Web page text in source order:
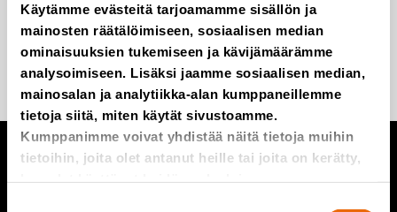
Käytämme evästeitä tarjoamamme sisällön ja
mainosten räätälöimiseen, sosiaalisen median
ominaisuuksien tukemiseen ja kävijämäärämme
analysoimiseen. Lisäksi jaamme sosiaalisen median,
mainosalan ja analytiikka-alan kumppaneillemme
tietoja siitä, miten käytät sivustoamme.
Kumppanimme voivat yhdistää näitä tietoja muihin
tietoihin, joita olet antanut heille tai joita on kerätty,
Lisää minut postituslistalle
TANA tuotteet